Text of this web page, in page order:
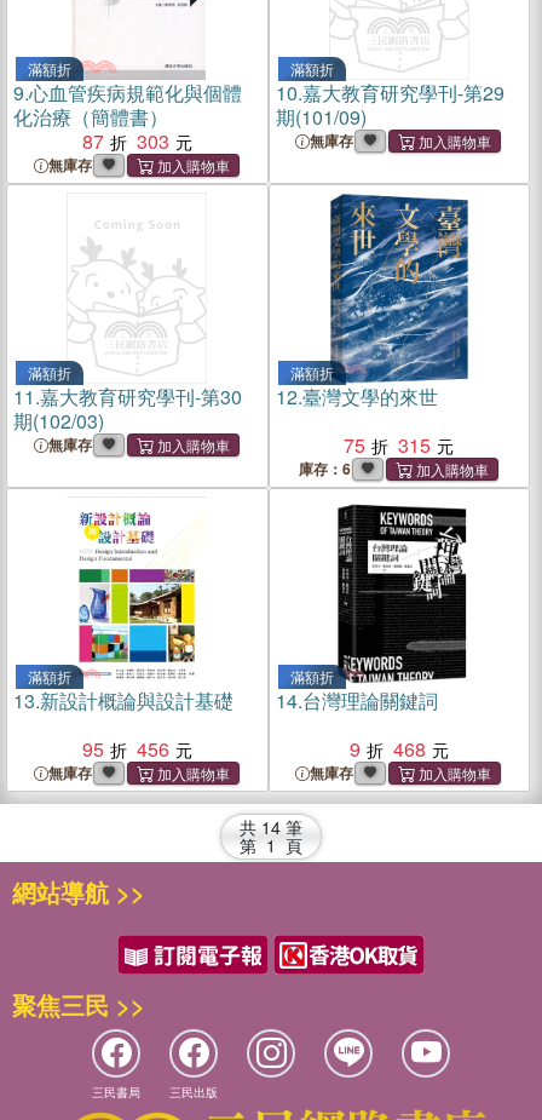
滿額折
9.心血管疾病規範化與個體
化治療（簡體書）
87
303
無庫存
滿額折
10.嘉大教育研究學刊-第29
期(101/09)
無庫存
滿額折
11.嘉大教育研究學刊-第30
期(102/03)
無庫存
滿額折
12.臺灣文學的來世
75
315
庫存：6
滿額折
13.新設計概論與設計基礎
95
456
無庫存
滿額折
14.台灣理論關鍵詞
9
468
無庫存
共 14 筆
第 1 頁
網站導航 >>
聚焦三民 >>
三民書局 三民出版